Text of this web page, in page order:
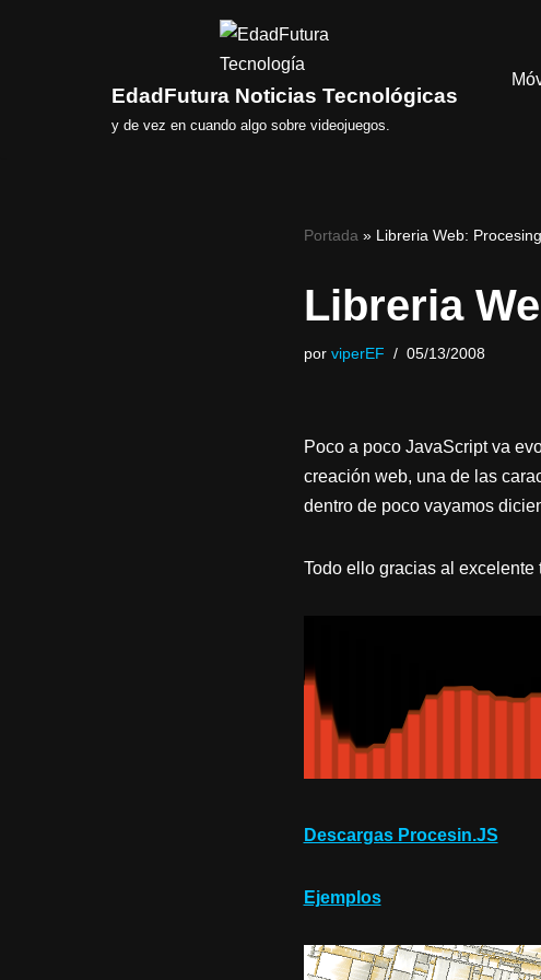
EdadFutura Noticias Tecnológicas
y de vez en cuando algo sobre videojuegos.
Portada » Libreria Web:
Libreria
por viperEF 05/13/2008
Poco a poco JavaScript va
creación web, una de las
dentro de poco vayamos
Todo ello gracias al
Descargas Procesin.JS
Ejemplos